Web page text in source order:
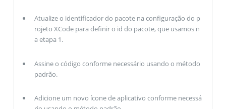
Atualize o identificador do pacote na configuração do p
rojeto XCode para definir o id do pacote, que usamos n
a etapa 1.
Assine o código conforme necessário usando o método
padrão.
Adicione um novo ícone de aplicativo conforme necessá